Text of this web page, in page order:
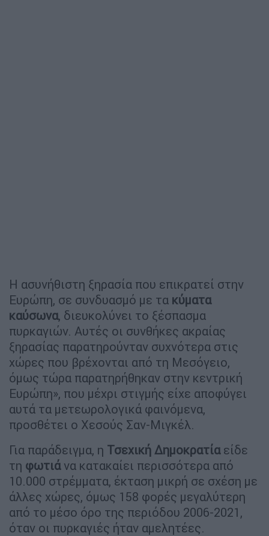
Η ασυνήθιστη ξηρασία που επικρατεί στην
Ευρώπη, σε συνδυασμό με τα κύματα
καύσωνα, διευκολύνει το ξέσπασμα
πυρκαγιών. Αυτές οι συνθήκες ακραίας
ξηρασίας παρατηρούνταν συχνότερα στις
χώρες που βρέχονται από τη Μεσόγειο,
όμως τώρα παρατηρήθηκαν στην κεντρική
Ευρώπη», που μέχρι στιγμής είχε αποφύγει
αυτά τα μετεωρολογικά φαινόμενα,
προσθέτει ο Χεσούς Σαν-Μιγκέλ.
Για παράδειγμα, η Τσεχική Δημοκρατία είδε
τη φωτιάνα κατακαίει περισσότερα από
10.000 στρέμματα, έκταση μικρή σε σχέση με
άλλες χώρες, όμως 158 φορές μεγαλύτερη
από το μέσο όρο της περιόδου 2006-2021,
όταν οι πυρκαγιές ήταν αμελητέες.